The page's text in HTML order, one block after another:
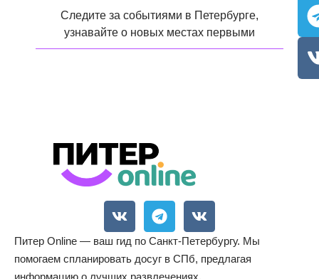
Следите за событиями в Петербурге,
узнавайте о новых местах первыми
Питер Online — ваш гид по Санкт-Петербургу. Мы
помогаем спланировать досуг в СПб, предлагая
информацию о лучших развлечениях,